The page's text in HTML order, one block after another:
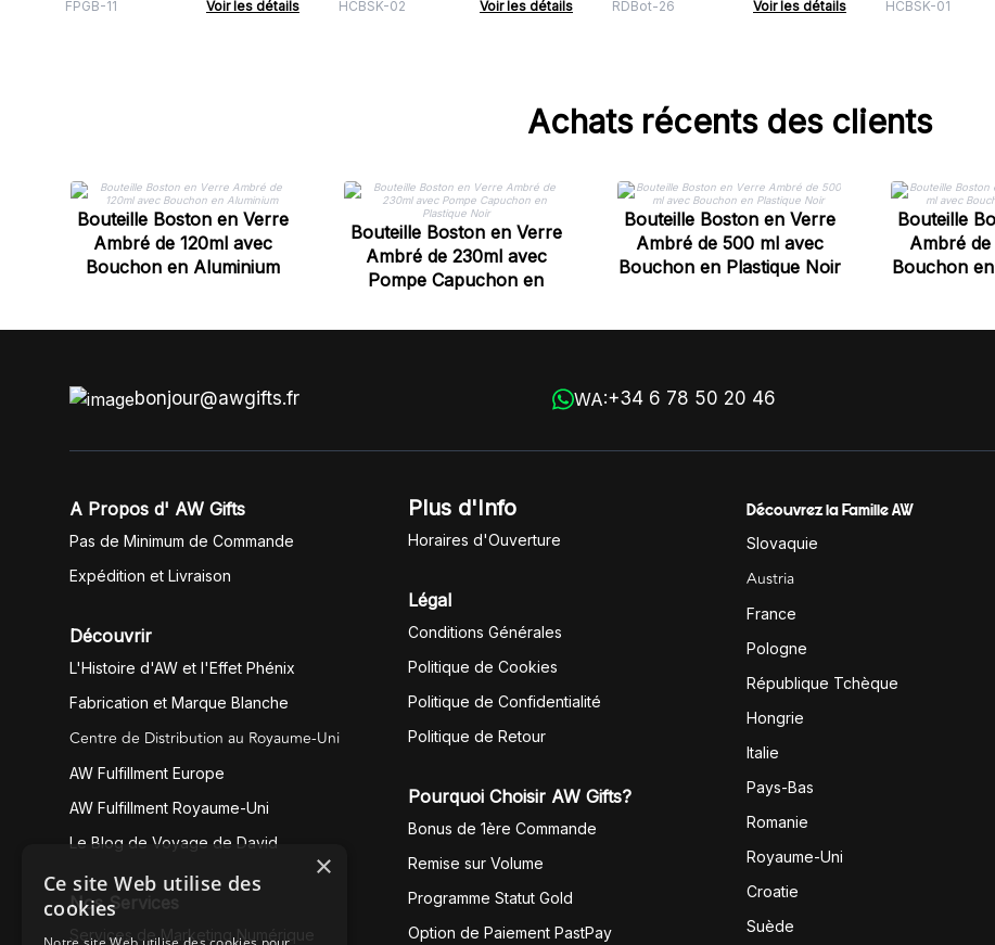
FPGB-11 Voir les détails HCBSK-02 Voir les détails RDBot-26 Voir les détails HCBSK-01
Achats récents des clients
Bouteille Boston en Verre
Ambré de 120ml avec
Bouchon en Aluminium
Bouteille Boston en Verre
Ambré de 230ml avec
Pompe Capuchon en
Bouteille Boston en Verre
Ambré de 500 ml avec
Bouchon en Plastique Noir
Bouteille
Ambré
Bouchon
bonjour@awgifts.fr WA:+34 6 78 50 20 46
A Propos d' AW Gifts
Pas de Minimum de Commande
Expédition et Livraison
Découvrir
L'Histoire d'AW et l'Effet Phénix
Fabrication et Marque Blanche
Centre de Distribution au Royaume-Uni
AW Fulfillment Europe
AW Fulfillment Royaume-Uni
Le Blog de Voyage de David
Nos Services
Services de Marketing Numérique
Plus d'Info
Horaires d'Ouverture
Légal
Conditions Générales
Politique de Cookies
Politique de Confidentialité
Politique de Retour
Pourquoi Choisir AW Gifts?
Bonus de 1ère Commande
Remise sur Volume
Programme Statut Gold
Option de Paiement PastPay
Découvrez la Famille AW
Slovaquie
Austria
France
Pologne
République Tchèque
Hongrie
Italie
Pays-Bas
Romanie
Royaume-Uni
Croatie
Suède
×
Ce site Web utilise des
cookies